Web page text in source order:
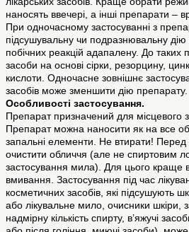
наносять ввечері, а інші препарати –
При одночасному застосуванні з
підсушувальну чи подразнювальну дію
побічних реакцій адапалену. До таких
засоби на основі сірки, резорцину,
кислоти. Одночасне зовнішнє
засобів може зменшити дію препарату.
Особливості застосування.
Препарат призначений для місцевого
Препарат можна наносити як на все
запальні елементи. Не втирати! Перед
очистити обличчя (але не спиртовим
застосування мила). Для цього краще
вмивання. Застосування під час
косметичних засобів, які підсушують
або лікувальне мило, очисники шкіри,
надмірну кількість спирту, в’яжучі